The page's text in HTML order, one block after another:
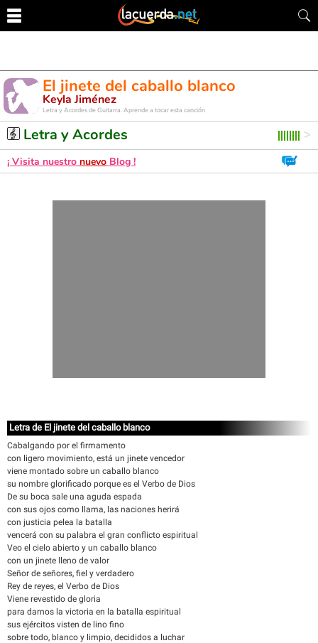
El jinete del caballo blanco
Keyla Jiménez
Letra y Acordes de Guitarra. Aprende a tocar esta canción
Letra y Acordes
¡ Visita nuestro nuevo Blog !
Letra de El jinete del caballo blanco
Cabalgando por el firmamento
con ligero movimiento, está un jinete vencedor
viene montado sobre un caballo blanco
su nombre glorificado porque es el Verbo de Dios
De su boca sale una aguda espada
con sus ojos como llama, las naciones herirá
con justicia pelea la batalla
vencerá con su palabra el gran conflicto espiritual
Veo el cielo abierto y un caballo blanco
con un jinete lleno de valor
Señor de señores, fiel y verdadero
Rey de reyes, el Verbo de Dios
Viene revestido de gloria
para darnos la victoria en la batalla espiritual
sus ejércitos visten de lino fino
sobre todo, blanco y limpio, decididos a luchar